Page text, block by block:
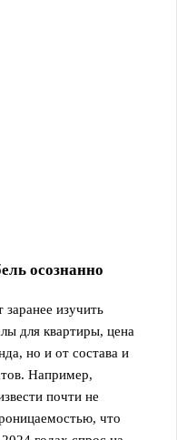
осознанно
изучить
для квартиры, цена
но и от состава и
Например,
почти не
что